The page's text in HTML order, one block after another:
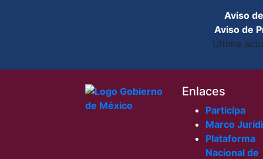
Aviso
Aviso de
Última
Enlaces
Participa
Marco
Plataforma
Nacional de